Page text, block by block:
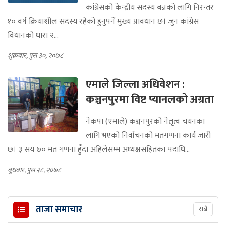
कांग्रेसको केन्द्रीय सदस्य बन्नको लागि निरन्तर
१० वर्ष क्रियाशील सदस्य रहेको हुनुपर्ने मुख्य प्रावधान छ। जुन कांग्रेस
विधानको धारा २...
शुक्रबार, पुस ३०, २०७८
एमाले जिल्ला अधिवेशन :
कञ्चनपुरमा विष्ट प्यानलको अग्रता
नेकपा (एमाले) कञ्चनपुरको नेतृत्व चयनका
लागि भएको निर्वाचनको मतगणना कार्य जारी
छ। ३ सय ७० मत गणना हुँदा अहिलेसम्म अध्यक्षसहितका पदाधि...
बुधबार, पुस २८, २०७८
ताजा समाचार सबै